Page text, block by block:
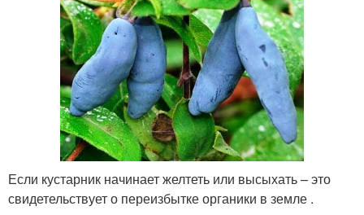
Если кустарник начинает желтеть или высыхать – это
свидетельствует о переизбытке органики в земле .